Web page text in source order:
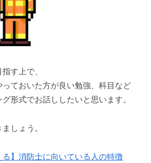
す上で、
ておいた方が良い勉強、科目など
形式でお話ししたいと思います。
しょう。
る】消防士に向いている人の特徴